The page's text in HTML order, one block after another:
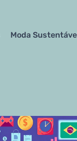
Moda